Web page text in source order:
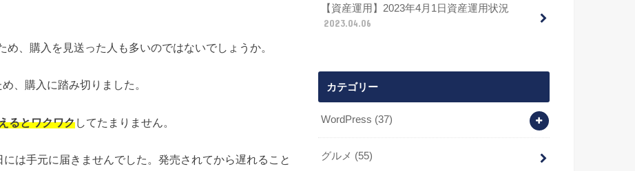
め、購入を見送った人も多いのではないでしょうか。
、購入に踏み切りました。
るとワクワクしてたまりません。
は手元に届きませんでした。発売されてから遅れること
【資産運用】2023年4月1日資産運用状況
2023.04.06
カテゴリー
WordPress (37)
グルメ (55)